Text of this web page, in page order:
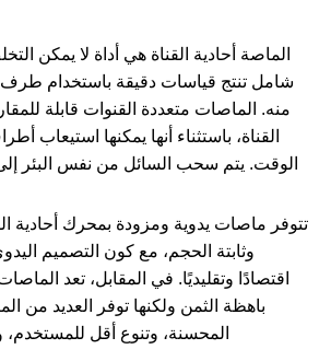
الماصة أحادية القناة هي أداة لا يمكن
شامل تنتج قياسات دقيقة باستخدام
منه. الماصات متعددة القنوات قابلة
القناة، باستثناء أنها يمكنها استيعاب
الوقت. يتم سحب السائل من نفس البئر
تتوفر ماصات يدوية ومزودة بمحرك أحادية
وثابتة الحجم، مع كون التصميم
اقتصادًا وتقليديًا. في المقابل، تعد
باهظة الثمن ولكنها توفر العديد من
المحسنة، وتنوع أقل للمستخدم،